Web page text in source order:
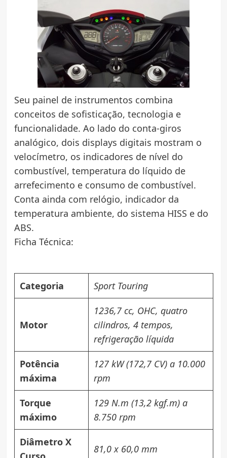
Seu painel de instrumentos combina
conceitos de sofisticação, tecnologia e
funcionalidade. Ao lado do conta-giros
analógico, dois displays digitais mostram o
velocímetro, os indicadores de nível do
combustível, temperatura do líquido de
arrefecimento e consumo de combustível.
Conta ainda com relógio, indicador da
temperatura ambiente, do sistema HISS e do
ABS.
Ficha Técnica:
Categoria Sport Touring
Motor
1236,7 cc, OHC, quatro
cilindros, 4 tempos,
refrigeração líquida
Potência
máxima
127 kW (172,7 CV) a 10.000
rpm
Torque
máximo
129 N.m (13,2 kgf.m) a
8.750 rpm
Diâmetro X
81,0 x 60,0 mm